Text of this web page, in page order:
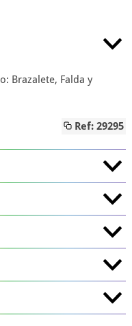
Brazalete, Falda y
Ref: 29295